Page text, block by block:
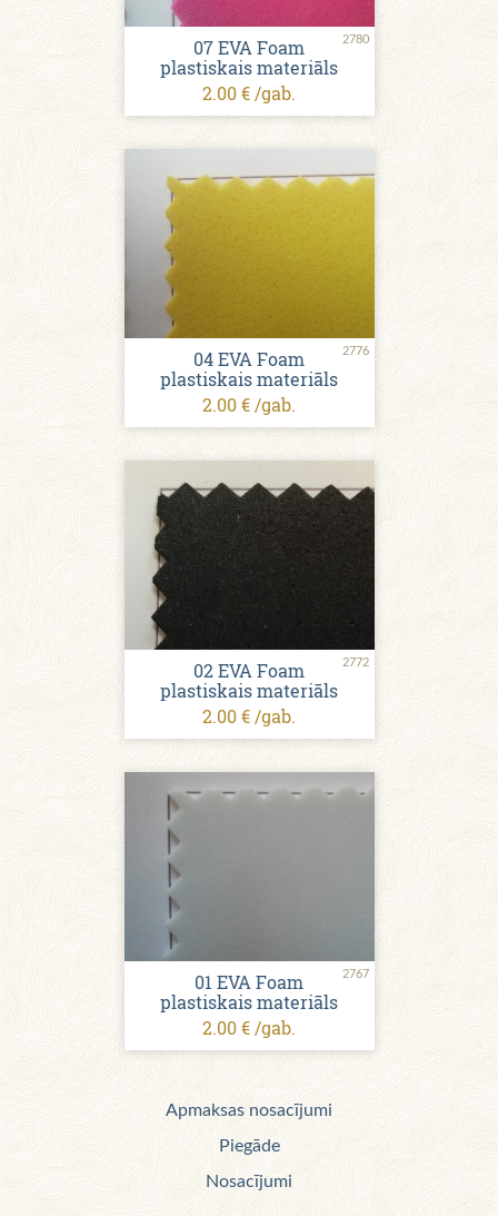
2780
07 EVA Foam
plastiskais materiāls
2.00 € /gab.
2776
04 EVA Foam
plastiskais materiāls
2.00 € /gab.
2772
02 EVA Foam
plastiskais materiāls
2.00 € /gab.
2767
01 EVA Foam
plastiskais materiāls
2.00 € /gab.
Apmaksas nosacījumi
Piegāde
Nosacījumi